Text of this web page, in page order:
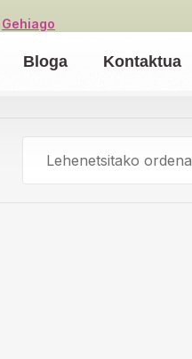
Gehiago
Bloga Kontaktua
Lehenetsitako ordena